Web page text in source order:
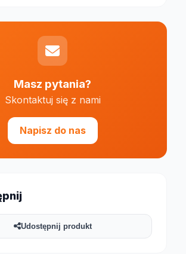
Masz pytania?
Skontaktuj się z nami
Napisz do nas
Udostępnij produkt